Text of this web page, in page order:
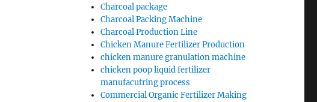
Charcoal package
Charcoal Packing Machine
Charcoal Production Line
Chicken Manure Fertilizer Production
chicken manure granulation machine
chicken poop liquid fertilizer
manufacutring process
Commercial Organic Fertilizer Making